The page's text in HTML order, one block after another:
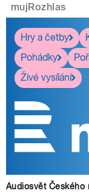
mujRozhlas
Hry a četby
Pohádky
Živé vysílání
Audiosvět Českého